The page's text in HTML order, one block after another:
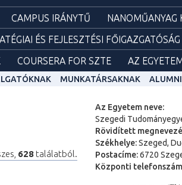
CAMPUS IRÁNYTŰ
NANOMŰANYAG
ÉS FEJLESZTÉSI FŐIGAZGATÓSÁG
COURSERA FOR SZTE AZ
MUNKATÁRSAKNAK ALUMNI
628 találatból.
Az Egyetem neve:
Szegedi
Rövidített
Székhelye:Szeged,
Postacíme:6720
Központi